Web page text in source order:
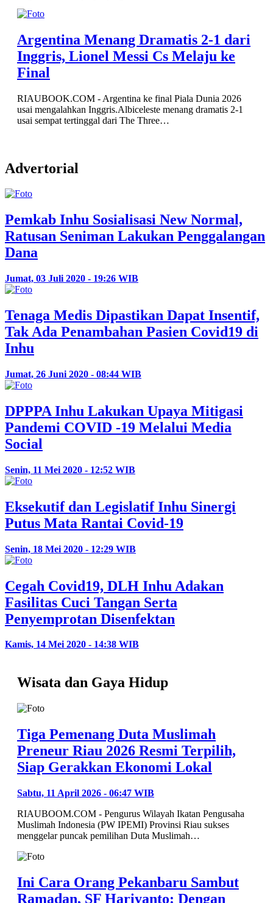
Argentina Menang Dramatis 2-1 dari
Inggris, Lionel Messi Cs Melaju ke
Final
RIAUBOOK.COM - Argentina ke final Piala Dunia 2026
usai mengalahkan Inggris.Albiceleste menang dramatis 2-1
usai sempat tertinggal dari The Three…
Advertorial
Pemkab Inhu Sosialisasi New Normal,
Ratusan Seniman Lakukan Penggalangan
Dana
Jumat, 03 Juli 2020 - 19:26 WIB
Tenaga Medis Dipastikan Dapat Insentif,
Tak Ada Penambahan Pasien Covid19 di
Inhu
Jumat, 26 Juni 2020 - 08:44 WIB
DPPPA Inhu Lakukan Upaya Mitigasi
Pandemi COVID -19 Melalui Media
Social
Senin, 11 Mei 2020 - 12:52 WIB
Eksekutif dan Legislatif Inhu Sinergi
Putus Mata Rantai Covid-19
Senin, 18 Mei 2020 - 12:29 WIB
Cegah Covid19, DLH Inhu Adakan
Fasilitas Cuci Tangan Serta
Penyemprotan Disenfektan
Kamis, 14 Mei 2020 - 14:38 WIB
Wisata dan Gaya Hidup
Tiga Pemenang Duta Muslimah
Preneur Riau 2026 Resmi Terpilih,
Siap Gerakkan Ekonomi Lokal
Sabtu, 11 April 2026 - 06:47 WIB
RIAUBOOM.COM - Pengurus Wilayah Ikatan Pengusaha
Muslimah Indonesia (PW IPEMI) Provinsi Riau sukses
menggelar puncak pemilihan Duta Muslimah…
Ini Cara Orang Pekanbaru Sambut
Ramadan, SF Hariyanto: Dengan